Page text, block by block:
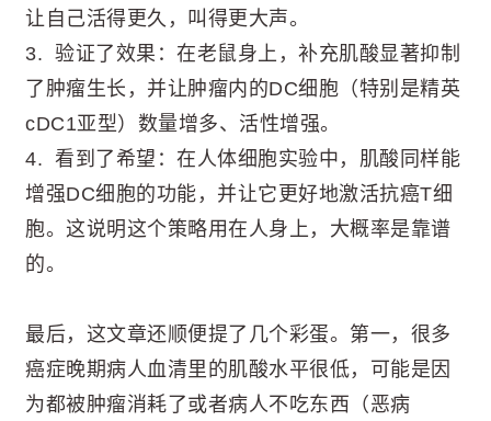
让自己活得更久，叫得更大声。
3. 验证了效果：在老鼠身上，补充肌酸显著抑制
了肿瘤生长，并让肿瘤内的DC细胞（特别是精英
cDC1亚型）数量增多、活性增强。
4. 看到了希望：在人体细胞实验中，肌酸同样能
增强DC细胞的功能，并让它更好地激活抗癌T细
胞。这说明这个策略用在人身上，大概率是靠谱
的。
最后，这文章还顺便提了几个彩蛋。第一，很多
癌症晚期病人血清里的肌酸水平很低，可能是因
为都被肿瘤消耗了或者病人不吃东西（恶病